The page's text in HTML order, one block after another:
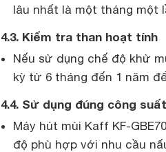
lâu nhất là một tháng một
4.3. Kiểm tra than hoạt tính
Nếu sử dụng chế độ khử
kỳ từ 6 tháng đến 1 năm
4.4. Sử dụng đúng công
Máy hút mùi Kaff KF-
độ phù hợp với nhu cầu